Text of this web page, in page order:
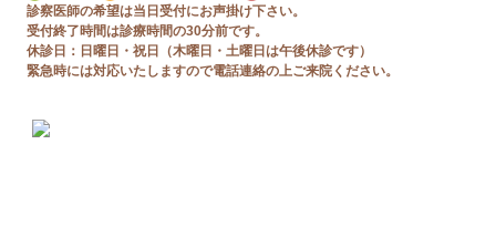
診察医師の希望は当日受付にお声掛け下さい。
受付終了時間は診療時間の30分前です。
休診日：日曜日・祝日（木曜日・土曜日は午後休診です）
緊急時には対応いたしますので電話連絡の上ご来院ください。